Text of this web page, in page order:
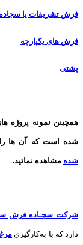
فرش تشریفات یا
فرش های یکپارچه
پشتی
همچینن نمونه پروژه
شده است که آن ها را
شده مشاهده نمائید.
شرکت سجـاده فرش
دارد که با به‌کارگیری